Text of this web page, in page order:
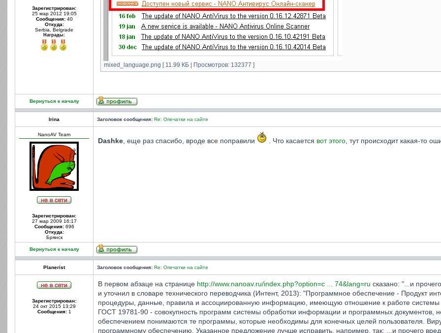
Зарегистрирован:
25 мар 2012 19:05
Сообщения:40
Откуда:
Serbia, Belgrade
Награды:
mixed_language.png [ 11.99 КБ | Просмотров: 132377 ]
Вернуться к началу
Irina Заголовок сообщения: Re: Опечатки на сайте
NanoAV Team
Зарегистрирован:
27 мар 2009 16:17
Сообщения:696
Откуда:
Брянск
Dashke, еще раз спасибо, вроде все поправили . Что касается вот этого, тут происходит какая-то
Вернуться к началу
Planerist Заголовок сообщения: Re: Опечатки на сайте
Зарегистрирован:
24 окт 2015 13:29
Сообщения:1
В первом абзаце на странице http://www.nanoav.ru/index.php?option=c ... 74&lang=ru сказано: "...и
и уточнил в словаре технического переводчика (Интент, 2013): "Программное обеспечение - Продукт
процедуры, данные, правила и ассоциированную информацию, имеющую отношение к работе системы
ГОСТ 19781-90 - совокупность программ системы обработки информации и программных документов,
обеспечением понимаются те программы, которые необходимы для конечных целей пользователя.
программному обеспечению. Указанное предложение лучше исправить, например, так: ...и прочего